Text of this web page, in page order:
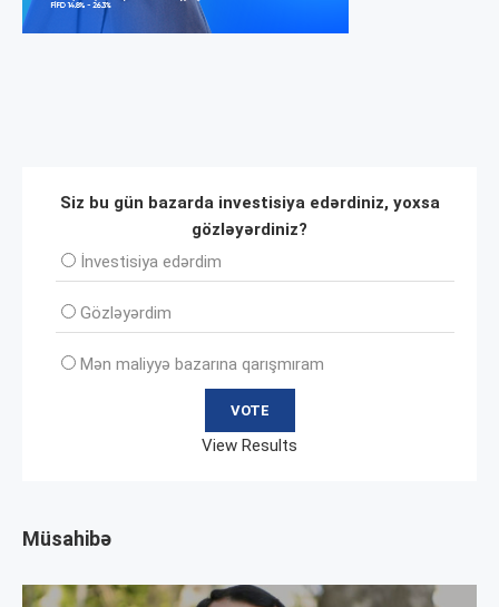
Siz bu gün bazarda investisiya edərdiniz, yoxsa
gözləyərdiniz?
İnvеstisiya edərdim
Gözləyərdim
Mən maliyyə bazarına qarışmıram
View Results
Müsahibə